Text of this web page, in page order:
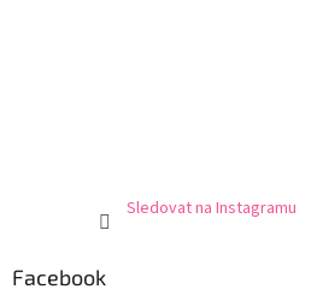
Sledovat na Instagramu
Facebook